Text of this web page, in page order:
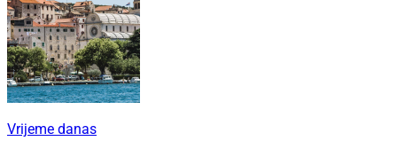
Vrijeme danas